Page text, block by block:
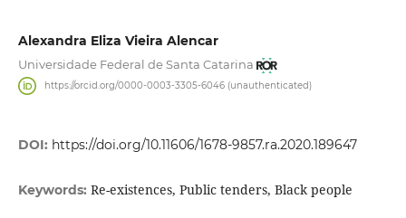
Alexandra Eliza Vieira Alencar
Universidade Federal de Santa Catarina
https://orcid.org/0000-0003-3305-6046 (unauthenticated)
DOI: https://doi.org/10.11606/1678-9857.ra.2020.189647
Keywords: Re-existences, Public tenders, Black people